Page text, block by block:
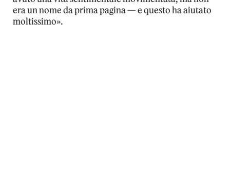
era un nome da prima pagina — e questo ha aiutato
moltissimo».